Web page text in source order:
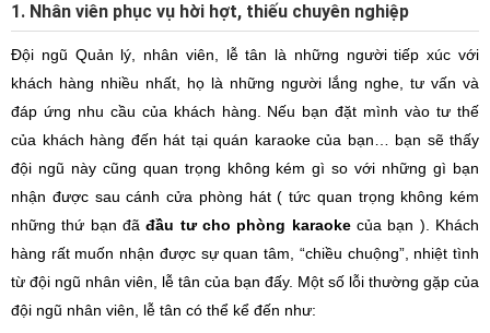
1. Nhân viên phục vụ hời hợt, thiếu chuyên nghiệp
Đội ngũ Quản lý, nhân viên, lễ tân là những người tiếp xúc với
khách hàng nhiều nhất, họ là những người lắng nghe, tư vấn và
đáp ứng nhu cầu của khách hàng. Nếu bạn đặt mình vào tư thế
của khách hàng đến hát tại quán karaoke của bạn… bạn sẽ thấy
đội ngũ này cũng quan trọng không kém gì so với những gì bạn
nhận được sau cánh cửa phòng hát ( tức quan trọng không kém
những thứ bạn đãđầu tư cho phòng karaokecủa bạn ). Khách
hàng rất muốn nhận được sự quan tâm, “chiều chuộng”, nhiệt tình
từ đội ngũ nhân viên, lễ tân của bạn đấy. Một số lỗi thường gặp của
đội ngũ nhân viên, lễ tân có thể kể đến như: